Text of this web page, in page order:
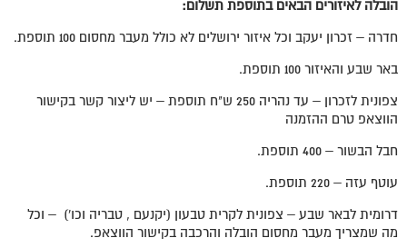
הובלה לאיזורים הבאים בתוספת תשלום:
חדרה – זכרון יעקב וכל איזור ירושלים לא כולל מעבר מחסום 100 תוספת.
באר שבע והאיזור 100 תוספת.
צפונית לזכרון – עד נהריה 250 ש"ח תוספת – יש ליצור קשר בקישור
הווצאפ טרם ההזמנה
חבל הבשור – 400 תוספת.
עוטף עזה – 220 תוספת.
דרומית לבאר שבע – צפונית לקרית טבעון (יקנעם , טבריה וכו') – וכל
מה שמצריך מעבר מחסום הובלה והרכבה בקישור הווצאפ.